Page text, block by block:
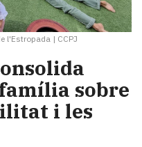
l'Estropada | CCPJ
sobre
i les